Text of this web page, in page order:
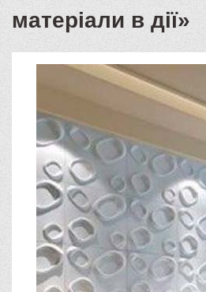
матеріали в дії»